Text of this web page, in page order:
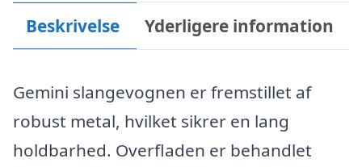
Beskrivelse Yderligere information
Gemini slangevognen er fremstillet af
robust metal, hvilket sikrer en lang
holdbarhed. Overfladen er behandlet